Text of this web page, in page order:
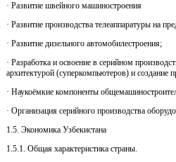
· Развитие швейного машиностроения
· Развитие производства телеаппаратуры на
· Развитие дизельного автомобилестроения;
· Разработка и освоение в серийном
архитектурой (суперкомпьютеров) и
· Наукоёмкие компоненты
· Организация серийного производства
1.5. Экономика Узбекистана
1.5.1. Общая характеристика страны.